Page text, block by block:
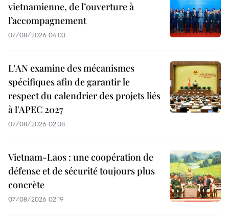
vietnamienne, de l’ouverture à
l’accompagnement
07/08/2026 04:03
L'AN examine des mécanismes
spécifiques afin de garantir le
respect du calendrier des projets liés
à l'APEC 2027
07/08/2026 02:38
Vietnam-Laos : une coopération de
défense et de sécurité toujours plus
concrète
07/08/2026 02:19